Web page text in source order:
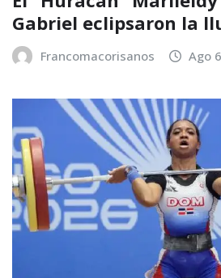
Gabriel eclipsaron la
Francomacorisanos Ago